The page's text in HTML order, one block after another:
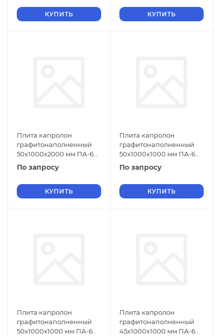
КУПИТЬ КУПИТЬ
Плита капролон
графитонаполненный
50х1000х2000 мм ПА-6
СТО 004-17152852-2013
черный
По запросу
КУПИТЬ
Плита капролон
графитонаполненный
50х1000х1000 мм ПА-6
СТО 004-17152852-2013
черный
По запросу
КУПИТЬ
Плита капролон
графитонаполненный
50х1000х1000 мм ПА-6
Плита капролон
графитонаполненный
45х1000х1000 мм ПА-6